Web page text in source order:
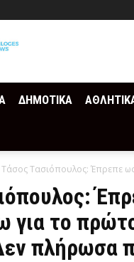
ΔΗΜΟΤΙΚΑ
Τάσος Τασιόπουλος: Έπρεπε
για το
πλήρωσα